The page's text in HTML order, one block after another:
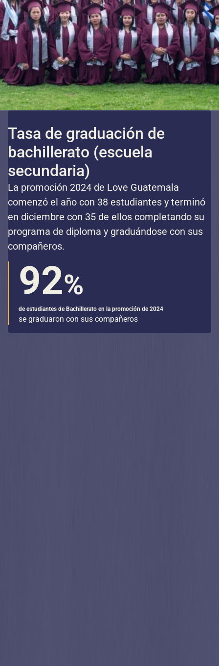
Tasa de graduación de
bachillerato (escuela
secundaria)
La promoción 2024 de Love Guatemala
comenzó el año con 38 estudiantes y terminó
en diciembre con 35 de ellos completando su
programa de diploma y graduándose con sus
compañeros.
92%
de estudiantes de Bachillerato en la promoción de 2024
se graduaron con sus compañeros